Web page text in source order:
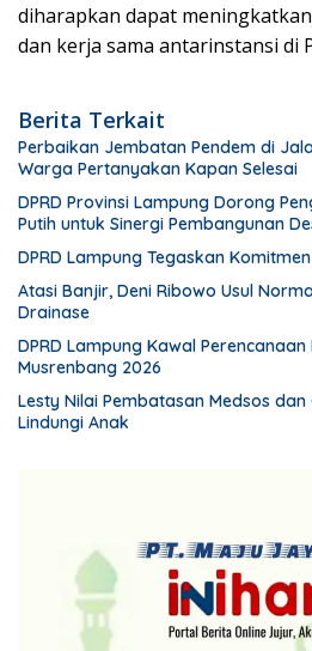
diharapkan dapat
dan kerja sama antarinstansi di
Berita Terkait
Perbaikan Jembatan Pendem di
Warga Pertanyakan Kapan Selesai
DPRD Provinsi Lampung Dorong
Putih untuk Sinergi Pembangunan
DPRD Lampung Tegaskan
Atasi Banjir, Deni Ribowo Usul
Drainase
DPRD Lampung Kawal
Musrenbang 2026
Lesty Nilai Pembatasan Medsos dan
Lindungi Anak